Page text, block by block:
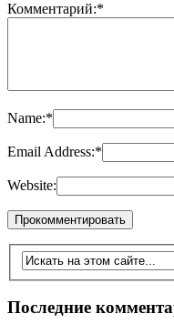
Комментарий:*
Name:*
Email Address:*
Website:
Последние